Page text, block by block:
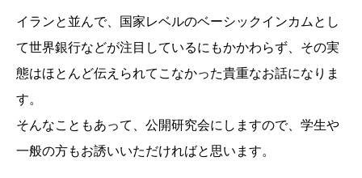
イランと並んで、国家レベルのベーシックインカムとし
て世界銀行などが注目しているにもかかわらず、その実
態はほとんど伝えられてこなかった貴重なお話になりま
す。
そんなこともあって、公開研究会にしますので、学生や
一般の方もお誘いいただければと思います。